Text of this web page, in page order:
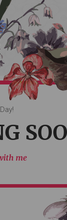
Very